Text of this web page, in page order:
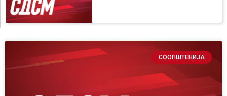
СООПШТЕНИЈА